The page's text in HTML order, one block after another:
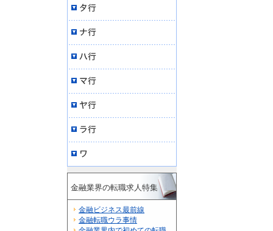
金融業界の転職求人特集
金融ビジネス最前線
金融転職ウラ事情